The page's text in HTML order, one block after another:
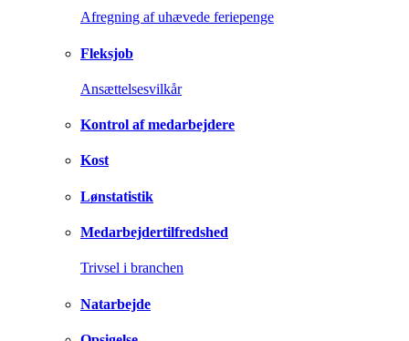
Afregning af uhævede feriepenge
Fleksjob
Ansættelsesvilkår
Kontrol af medarbejdere
Kost
Lønstatistik
Medarbejdertilfredshed
Trivsel i branchen
Natarbejde